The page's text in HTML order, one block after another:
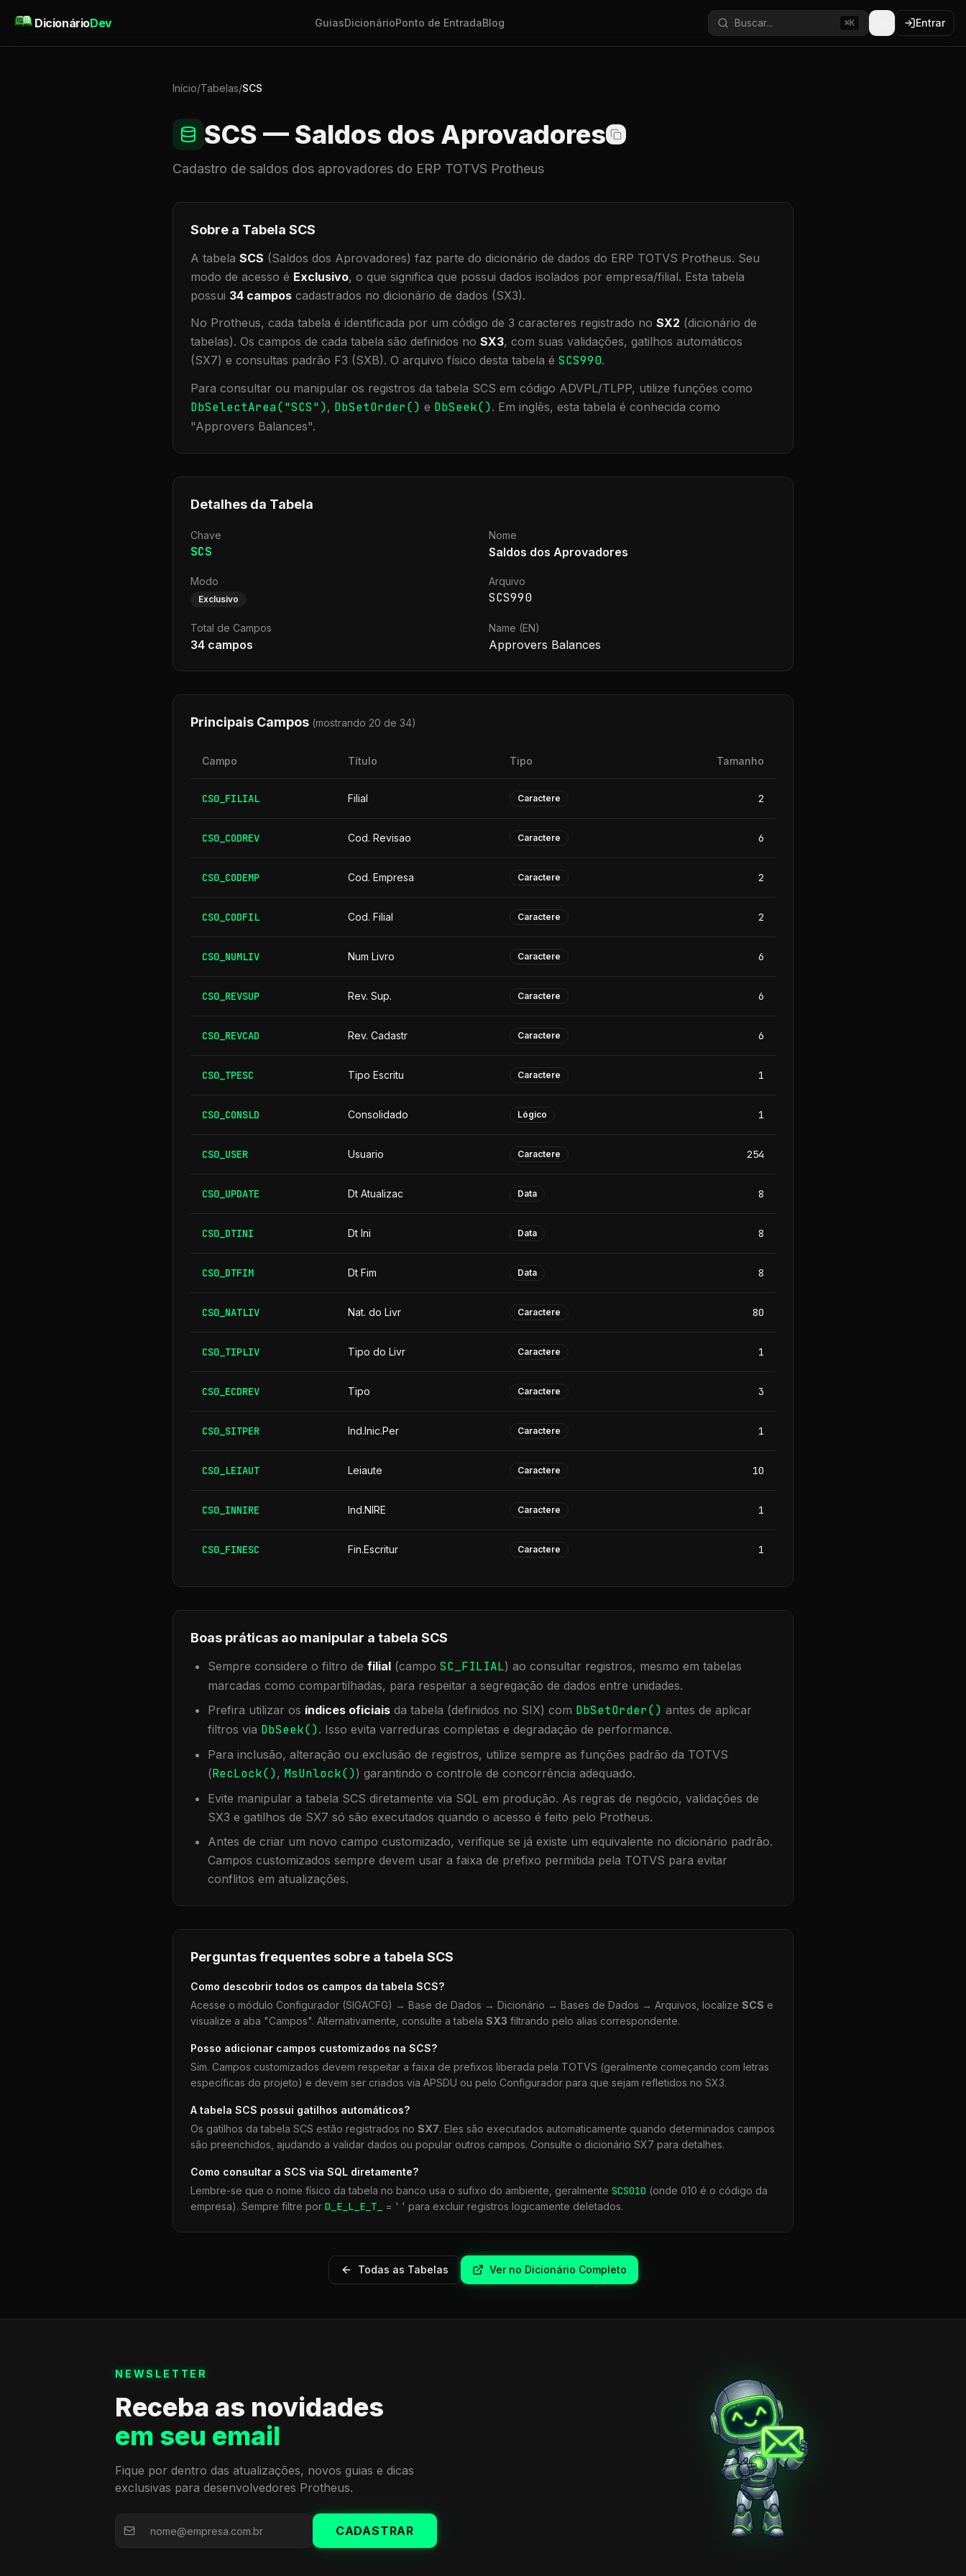
DicionárioDev GuiasDicionárioPonto de EntradaBlog Buscar... ⌘K Entrar
Início/Tabelas/SCS
SCS — Saldos dos Aprovadores
Cadastro de saldos dos aprovadores do ERP TOTVS Protheus
Sobre a Tabela SCS
A tabela SCS (Saldos dos Aprovadores) faz parte do dicionário de dados do ERP TOTVS Protheus. Seu
modo de acesso é Exclusivo, o que significa que possui dados isolados por empresa/filial. Esta tabela
possui 34 campos cadastrados no dicionário de dados (SX3).
No Protheus, cada tabela é identificada por um código de 3 caracteres registrado no SX2 (dicionário de
tabelas). Os campos de cada tabela são definidos no SX3, com suas validações, gatilhos automáticos
(SX7) e consultas padrão F3 (SXB). O arquivo físico desta tabela é SCS990.
Para consultar ou manipular os registros da tabela SCS em código ADVPL/TLPP, utilize funções como
DbSelectArea("SCS"), DbSetOrder() e DbSeek(). Em inglês, esta tabela é conhecida como
"Approvers Balances".
Detalhes da Tabela
Chave
SCS
Nome
Saldos dos Aprovadores
Modo
Exclusivo
Arquivo
SCS990
Total de Campos
34 campos
Name (EN)
Approvers Balances
Principais Campos (mostrando 20 de 34)
Campo Título Tipo Tamanho
CS0_FILIAL Filial Caractere 2
CS0_CODREV Cod. Revisao Caractere 6
CS0_CODEMP Cod. Empresa Caractere 2
CS0_CODFIL Cod. Filial Caractere 2
CS0_NUMLIV Num Livro Caractere 6
CS0_REVSUP Rev. Sup. Caractere 6
CS0_REVCAD Rev. Cadastr Caractere 6
CS0_TPESC Tipo Escritu Caractere 1
CS0_CONSLD Consolidado Lógico 1
CS0_USER Usuario Caractere 254
CS0_UPDATE Dt Atualizac Data 8
CS0_DTINI Dt Ini Data 8
CS0_DTFIM Dt Fim Data 8
CS0_NATLIV Nat. do Livr Caractere 80
CS0_TIPLIV Tipo do Livr Caractere 1
CS0_ECDREV Tipo Caractere 3
CS0_SITPER Ind.Inic.Per Caractere 1
CS0_LEIAUT Leiaute Caractere 10
CS0_INNIRE Ind.NIRE Caractere 1
CS0_FINESC Fin.Escritur Caractere 1
Boas práticas ao manipular a tabela SCS
Sempre considere o filtro de filial (campo SC_FILIAL) ao consultar registros, mesmo em tabelas
marcadas como compartilhadas, para respeitar a segregação de dados entre unidades.
Prefira utilizar os índices oficiais da tabela (definidos no SIX) com DbSetOrder() antes de aplicar
filtros via DbSeek(). Isso evita varreduras completas e degradação de performance.
Para inclusão, alteração ou exclusão de registros, utilize sempre as funções padrão da TOTVS
(RecLock(), MsUnlock()) garantindo o controle de concorrência adequado.
Evite manipular a tabela SCS diretamente via SQL em produção. As regras de negócio, validações de
SX3 e gatilhos de SX7 só são executados quando o acesso é feito pelo Protheus.
Antes de criar um novo campo customizado, verifique se já existe um equivalente no dicionário padrão.
Campos customizados sempre devem usar a faixa de prefixo permitida pela TOTVS para evitar
conflitos em atualizações.
Perguntas frequentes sobre a tabela SCS
Como descobrir todos os campos da tabela SCS?
Acesse o módulo Configurador (SIGACFG) → Base de Dados → Dicionário → Bases de Dados → Arquivos, localize SCS e
visualize a aba "Campos". Alternativamente, consulte a tabela SX3 filtrando pelo alias correspondente.
Posso adicionar campos customizados na SCS?
Sim. Campos customizados devem respeitar a faixa de prefixos liberada pela TOTVS (geralmente começando com letras
específicas do projeto) e devem ser criados via APSDU ou pelo Configurador para que sejam refletidos no SX3.
A tabela SCS possui gatilhos automáticos?
Os gatilhos da tabela SCS estão registrados no SX7. Eles são executados automaticamente quando determinados campos
são preenchidos, ajudando a validar dados ou popular outros campos. Consulte o dicionário SX7 para detalhes.
Como consultar a SCS via SQL diretamente?
Lembre-se que o nome físico da tabela no banco usa o sufixo do ambiente, geralmente SCS010 (onde 010 é o código da
empresa). Sempre filtre por D_E_L_E_T_ = ' ' para excluir registros logicamente deletados.
Todas as Tabelas Ver no Dicionário Completo
NEWSLETTER
Receba as novidades
em seu email
Fique por dentro das atualizações, novos guias e dicas
exclusivas para desenvolvedores Protheus.
CADASTRAR